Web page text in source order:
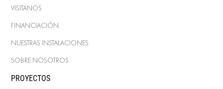
VISITANOS
FINANCIACIÓN
NUESTRAS INSTALACIONES
SOBRE NOSOTROS
PROYECTOS